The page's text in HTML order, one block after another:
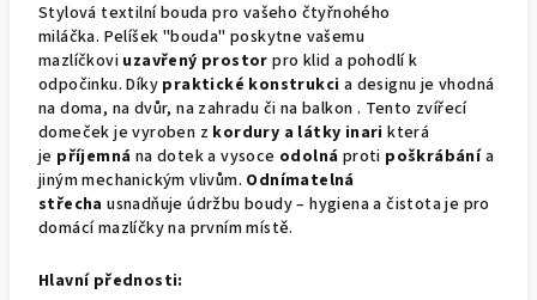
Stylová textilní bouda pro vašeho čtyřnohého
miláčka. Pelíšek "bouda" poskytne vašemu
mazlíčkovi uzavřený prostor pro klid a pohodlí k
odpočinku.Díky praktické konstrukci a designu je vhodná
na doma, na dvůr, na zahradu či na balkon . Tento zvířecí
domeček je vyroben z kordury a látky inari která
je příjemná na dotek a vysoce odolná proti poškrábánía
jiným mechanickým vlivům. Odnímatelná
střecha usnadňuje údržbu boudy – hygiena a čistota je pro
domácí mazlíčky na prvním místě.
Hlavní přednosti: